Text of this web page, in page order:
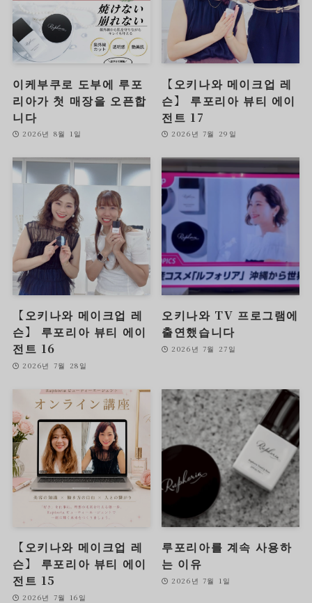
이케부쿠로 도부에 루포
리아가 첫 매장을 오픈합
니다
2026년 8월 1일
【오키나와 메이크업 레
슨】 루포리아 뷰티 에이
전트 17
2026년 7월 29일
【오키나와 메이크업 레
슨】 루포리아 뷰티 에이
전트 16
2026년 7월 28일
오키나와 TV 프로그램에
출연했습니다
2026년 7월 27일
【오키나와 메이크업 레
슨】 루포리아 뷰티 에이
전트 15
2026년 7월 16일
루포리아를 계속 사용하
는 이유
2026년 7월 1일